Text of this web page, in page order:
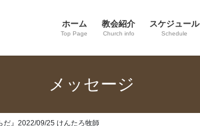
ホーム
Top Page
教会紹介
Church info
スケジュール
Schedule
メッセージ
だ』2022/09/25 けんたろ牧師